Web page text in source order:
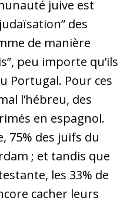
juive est
des
de manière
peu importe qu’ils
Portugal. Pour ces
l’hébreu, des
en espagnol.
75% des juifs du
; et tandis que
les 33% de
cacher leurs